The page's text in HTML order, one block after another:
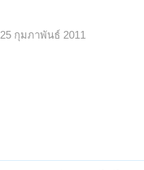
25 กุมภาพันธ์ 2011